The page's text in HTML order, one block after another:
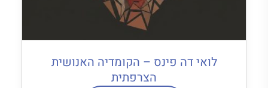
לואי דה פינס – הקומדיה האנושית
הצרפתית